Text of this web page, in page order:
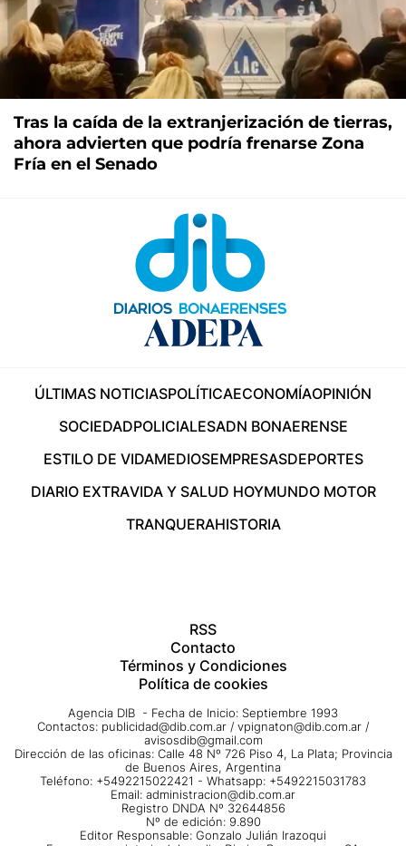
Tras la caída de la extranjerización de tierras,
ahora advierten que podría frenarse Zona
Fría en el Senado
ÚLTIMAS NOTICIASPOLÍTICAECONOMÍAOPINIÓN
SOCIEDADPOLICIALESADN BONAERENSE
ESTILO DE VIDAMEDIOSEMPRESASDEPORTES
DIARIO EXTRAVIDA Y SALUD HOYMUNDO MOTOR
TRANQUERAHISTORIA
RSS
Contacto
Términos y Condiciones
Política de cookies
Agencia DIB - Fecha de Inicio: Septiembre 1993
Contactos: publicidad@dib.com.ar / vpignaton@dib.com.ar /
avisosdib@gmail.com
Dirección de las oficinas: Calle 48 Nº 726 Piso 4, La Plata; Provincia
de Buenos Aires, Argentina
Teléfono: +5492215022421 - Whatsapp: +5492215031783
Email: administracion@dib.com.ar
Registro DNDA Nº 32644856
Nº de edición: 9.890
Editor Responsable: Gonzalo Julián Irazoqui